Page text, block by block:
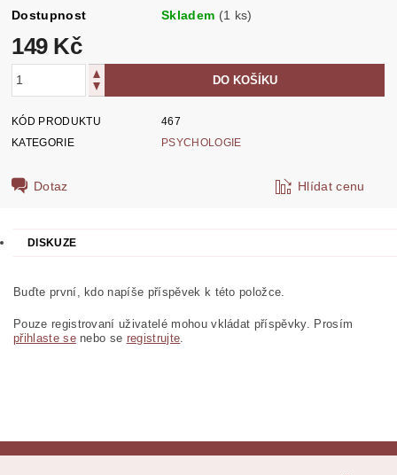
Dostupnost Skladem (1 ks)
149 Kč
KÓD PRODUKTU
467
KATEGORIE
PSYCHOLOGIE
Dotaz Hlídat cenu
DISKUZE
Buďte první, kdo napíše příspěvek k této položce.
Pouze registrovaní uživatelé mohou vkládat příspěvky. Prosím
přihlaste senebo se registrujte.